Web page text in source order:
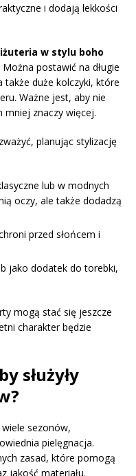
i dodają lekkości
w stylu boho
postawić na długie
także duże kolczyki, które
Ważne jest, aby nie
mniej znaczy więcej.
planując stylizację
lub w modnych
oczy, ale także dodadzą
przed słońcem i
jako dodatek do torebki,
mogą stać się jeszcze
charakter będzie
służyły
sezonów,
pielęgnacja.
zasad, które pomogą
jakość materiału.